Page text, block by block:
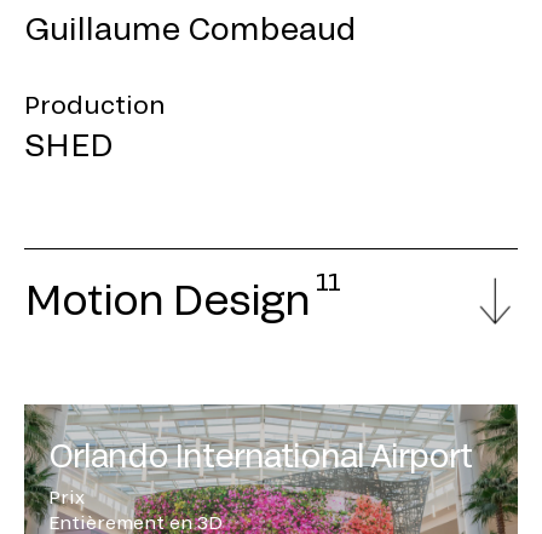
Guillaume Combeaud
Production
SHED
Motion Design 11
Orlando International Airport
Prix
Entièrement en 3D